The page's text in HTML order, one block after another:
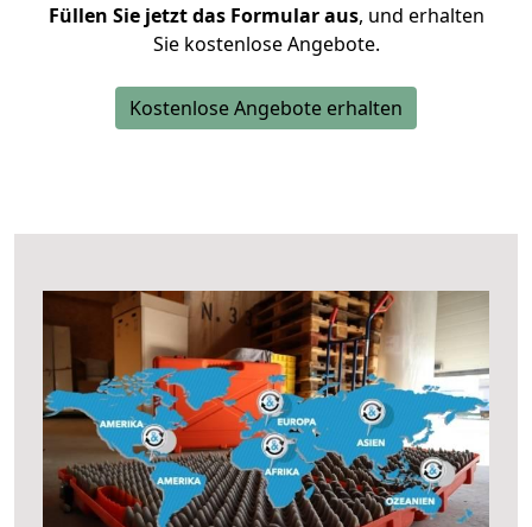
Füllen Sie jetzt das Formular aus, und erhalten
Sie kostenlose Angebote.
Kostenlose Angebote erhalten